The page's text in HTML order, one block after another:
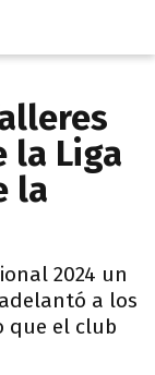
la Liga
la
2024 un
a los
que el club